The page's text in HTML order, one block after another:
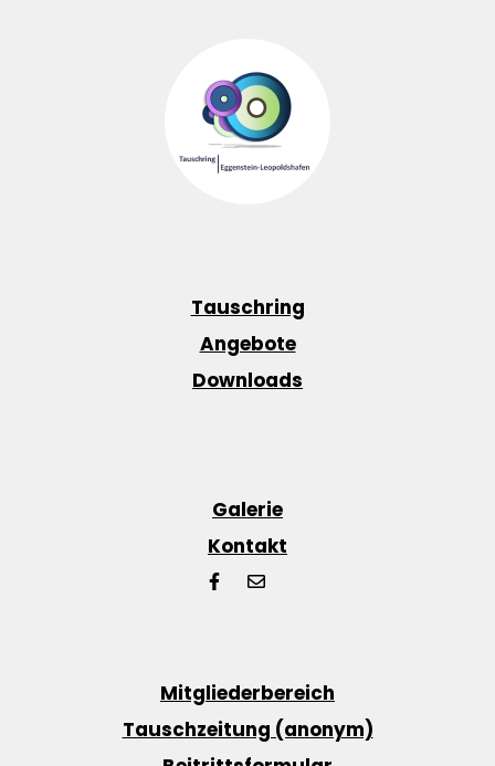
Tauschring
Angebote
Downloads
Galerie
Kontakt
Mitgliederbereich
Tauschzeitung (anonym)